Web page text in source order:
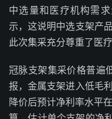
中选量和医疗机构需
示，这说明中选支架产
此次集采充分尊重了医
冠脉支架集采价格普遍
报，金属支架进入低毛
降价后预计净利率水平